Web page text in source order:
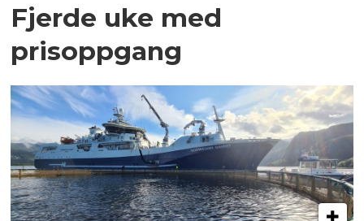
Fjerde uke med
prisoppgang